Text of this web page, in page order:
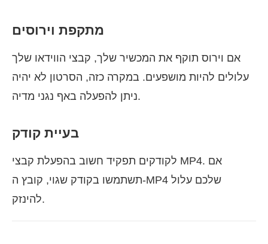
מתקפת וירוסים
אם וירוס תוקף את המכשיר שלך, קבצי הווידאו שלך
עלולים להיות מושפעים. במקרה כזה, הסרטון לא יהיה
ניתן להפעלה באף נגני מדיה.
בעיית קודק
לקודקים תפקיד חשוב בהפעלת קבצי MP4. אם
תשתמשו בקודק שגוי, קובץ ה-MP4 שלכם עלול
להינזק.